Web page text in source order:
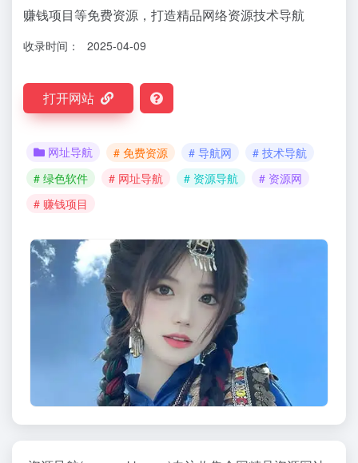
赚钱项目等免费资源，打造精品网络资源技术导航
收录时间： 2025-04-09
打开网站
网址导航 # 免费资源 # 导航网
# 技术导航
# 绿色软件
# 网址导航 # 资源导航
# 资源网
# 赚钱项目